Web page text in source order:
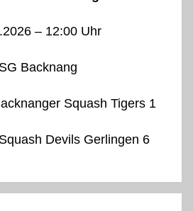
– 12:00 Uhr
Backnang
Squash Tigers 1
Devils Gerlingen 6